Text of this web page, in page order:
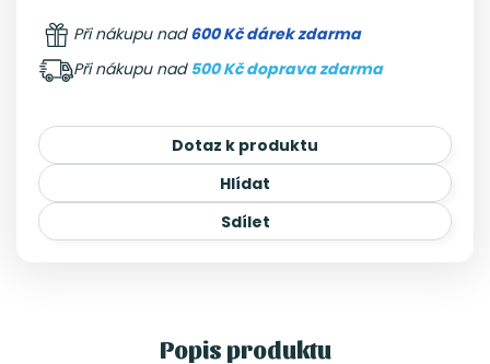
Při nákupu nad600 Kč dárek zdarma
Při nákupu nad 500 Kč doprava zdarma
Dotaz k produktu
Hlídat
Sdílet
Popis produktu